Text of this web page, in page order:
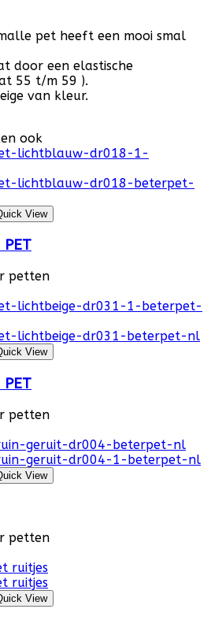
pet heeft een mooi smal
door een elastische
55 t/m 59 ).
van kleur.
ook
View
PET
petten
View
PET
petten
View
petten
View